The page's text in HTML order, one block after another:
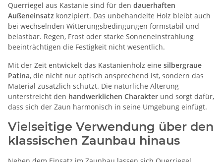
Querriegel aus Kastanie sind für den dauerhaften
Außeneinsatz konzipiert. Das unbehandelte Holz bleibt auch
bei wechselnden Witterungsbedingungen formstabil und
belastbar. Regen, Frost oder starke Sonneneinstrahlung
beeinträchtigen die Festigkeit nicht wesentlich.
Mit der Zeit entwickelt das Kastanienholz eine silbergraue
Patina, die nicht nur optisch ansprechend ist, sondern das
Material zusätzlich schützt. Die natürliche Alterung
unterstreicht den handwerklichen Charakter und sorgt dafür,
dass sich der Zaun harmonisch in seine Umgebung einfügt.
Vielseitige Verwendung über den
klassischen Zaunbau hinaus